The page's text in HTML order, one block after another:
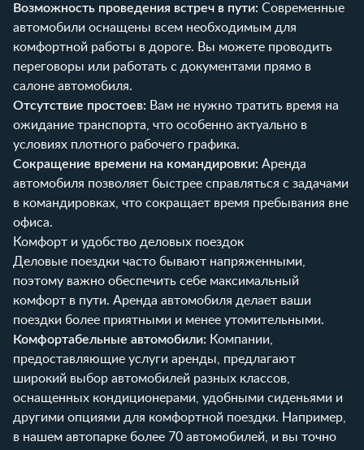
Возможность проведения встреч в пути: Современные
автомобили оснащены всем необходимым для
комфортной работы в дороге. Вы можете проводить
переговоры или работать с документами прямо в
салоне автомобиля.
Отсутствие простоев: Вам не нужно тратить время на
ожидание транспорта, что особенно актуально в
условиях плотного рабочего графика.
Сокращение времени на командировки: Аренда
автомобиля позволяет быстрее справляться с задачами
в командировках, что сокращает время пребывания вне
офиса.
Комфорт и удобство деловых поездок
Деловые поездки часто бывают напряженными,
поэтому важно обеспечить себе максимальный
комфорт в пути. Аренда автомобиля делает ваши
поездки более приятными и менее утомительными.
Комфортабельные автомобили: Компании,
предоставляющие услуги аренды, предлагают
широкий выбор автомобилей разных классов,
оснащенных кондиционерами, удобными сиденьями и
другими опциями для комфортной поездки. Например,
в нашем автопарке более 70 автомобилей, и вы точно